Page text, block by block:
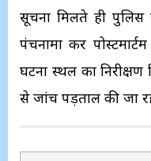
सूचना मिलते ही
पंचनामा कर
घटना स्थल का
से जांच पड़ताल की जा